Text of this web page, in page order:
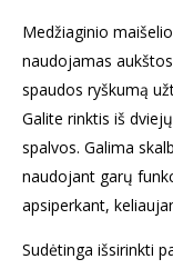
Medžiaginio
naudojamas
spaudos ryškumą
Galite rinktis iš
spalvos. Galima
naudojant garų
apsiperkant,
Sudėtinga išsirinkti